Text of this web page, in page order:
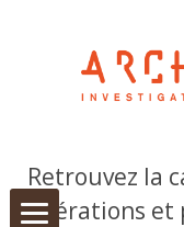
Retrouvez la
opérations et